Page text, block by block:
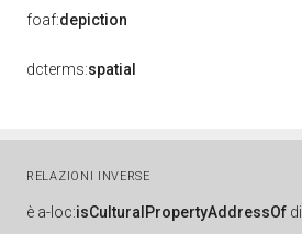
foaf:depiction
dcterms:spatial
RELAZIONI INVERSE
è a-loc:isCulturalPropertyAddressOf di